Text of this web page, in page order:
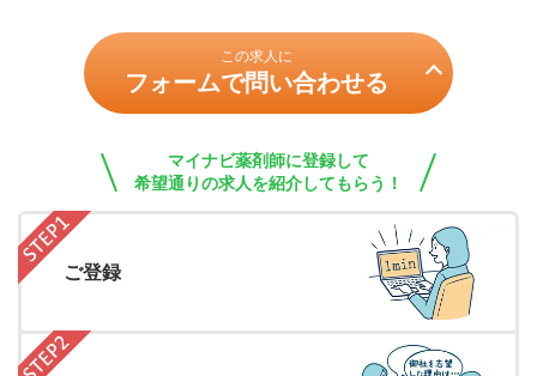
この求人に
フォームで問い合わせる
マイナビ薬剤師に登録して
希望通りの求人を紹介してもらう！
ご登録